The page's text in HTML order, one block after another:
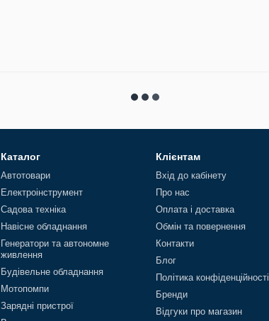
Каталог
Автотовари
Електроінструмент
Садова техніка
Навісне обладнання
Генератори та автономне
живлення
Будівельне обладнання
Мотопомпи
Зарядні пристрої
Клієнтам
Вхід до кабінету
Про нас
Оплата і доставка
Обмін та повернення
Контакти
Блог
Політика конфіденційності
Бренди
Відгуки про магазин